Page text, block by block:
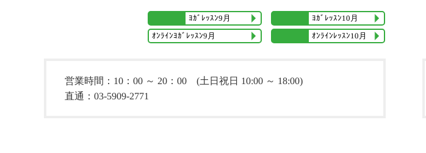
ﾖｶﾞﾚｯｽﾝ9月 ﾖｶﾞﾚｯｽﾝ10月
ｵﾝﾗｲﾝﾖｶﾞﾚｯｽﾝ9月 ｵﾝﾗｲﾝﾚｯｽﾝ10月
営業時間：10：00 ～ 20：00 (土日祝日 10:00 ～ 18:00)
直通：03-5909-2771